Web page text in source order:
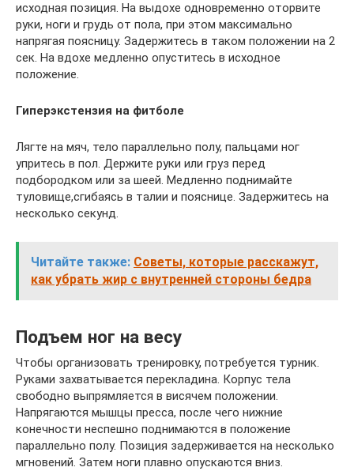
исходная позиция. На выдохе одновременно оторвите
руки, ноги и грудь от пола, при этом максимально
напрягая поясницу. Задержитесь в таком положении на 2
сек. На вдохе медленно опуститесь в исходное
положение.
Гиперэкстензия на фитболе
Лягте на мяч, тело параллельно полу, пальцами ног
упритесь в пол. Держите руки или груз перед
подбородком или за шеей. Медленно поднимайте
туловище,сгибаясь в талии и пояснице. Задержитесь на
несколько секунд.
Читайте также: Советы, которые расскажут,
как убрать жир с внутренней стороны бедра
Подъем ног на весу
Чтобы организовать тренировку, потребуется турник.
Руками захватывается перекладина. Корпус тела
свободно выпрямляется в висячем положении.
Напрягаются мышцы пресса, после чего нижние
конечности неспешно поднимаются в положение
параллельно полу. Позиция задерживается на несколько
мгновений. Затем ноги плавно опускаются вниз.